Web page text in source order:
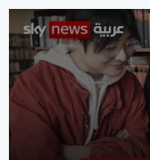
seconds
of
7
minutes,
58